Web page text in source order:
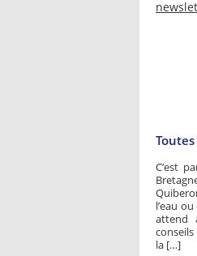
C’est
l’eau
attend
la […]